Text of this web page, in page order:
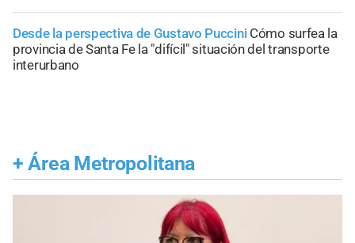
Desde la perspectiva de Gustavo Puccini Cómo surfea la
provincia de Santa Fe la "difícil" situación del transporte
interurbano
+ Área Metropolitana